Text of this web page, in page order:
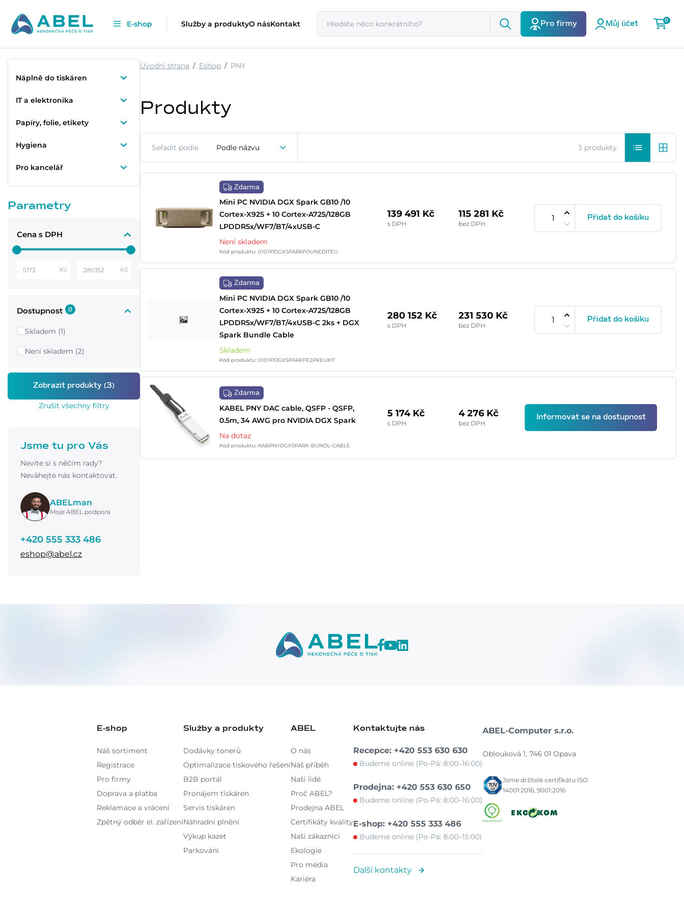
E-shop Služby a produktyO násKontakt Pro firmy Můj účet
0
Náplně do tiskáren
IT a elektronika
Papíry, folie, etikety
Hygiena
Pro kancelář
Parametry
Cena s DPH
Kč Kč
Dostupnost 0
Skladem (1)
Není skladem (2)
Zrušit všechny filtry
Jsme tu pro Vás
Nevíte si s něčím rady?
Neváhejte nás kontaktovat.
ABELman
Moje ABEL podpora
+420 555 333 486
eshop@abel.cz
Úvodní strana Eshop PNY
Produkty
Seřadit podle Podle názvu 3 produkty
Zdarma
Mini PC NVIDIA DGX Spark GB10 /10
Cortex-X925 + 10 Cortex-A725/128GB
LPDDR5x/WF7/BT/4xUSB-C
Není skladem
Kód produktu: 010YPDGXSPARKFOUNEDITEU
139 491 Kč
s DPH
115 281 Kč
bez DPH
Přidat do košíku
Zdarma
Mini PC NVIDIA DGX Spark GB10 /10
Cortex-X925 + 10 Cortex-A725/128GB
LPDDR5x/WF7/BT/4xUSB-C 2ks + DGX
Spark Bundle Cable
Skladem
Kód produktu: 010YPDGXSPARKFE2PKEUKIT
280 152 Kč
s DPH
231 530 Kč
bez DPH
Přidat do košíku
Zdarma
KABEL PNY DAC cable, QSFP - QSFP,
0.5m, 34 AWG pro NVIDIA DGX Spark
Na dotaz
Kód produktu: KABPNYDGXSPARK-BUNDL-CABLE
5 174 Kč
s DPH
4 276 Kč
bez DPH
Informovat se na dostupnost
E-shop
Náš sortiment
Registrace
Pro firmy
Doprava a platba
Reklamace a vrácení
Zpětný odběr el. zařízení
Služby a produkty
Dodávky tonerů
Optimalizace tiskového řešení
B2B portál
Pronájem tiskáren
Servis tiskáren
Náhradní plnění
Výkup kazet
Parkování
ABEL
O nás
Náš příběh
Naši lidé
Proč ABEL?
Prodejna ABEL
Certifikáty kvality
Naši zákazníci
Ekologie
Pro média
Kariéra
Kontaktujte nás
Recepce: +420 553 630 630
Budeme online (Po-Pá: 8:00–16:00)
Prodejna: +420 553 630 650
Budeme online (Po-Pá: 8:00–16:00)
E-shop: +420 555 333 486
Budeme online (Po-Pá: 8:00–15:00)
Další kontakty
ABEL-Computer s.r.o.
Oblouková 1, 746 01 Opava
Jsme držitelé certifikátu ISO
14001:2016, 9001:2016